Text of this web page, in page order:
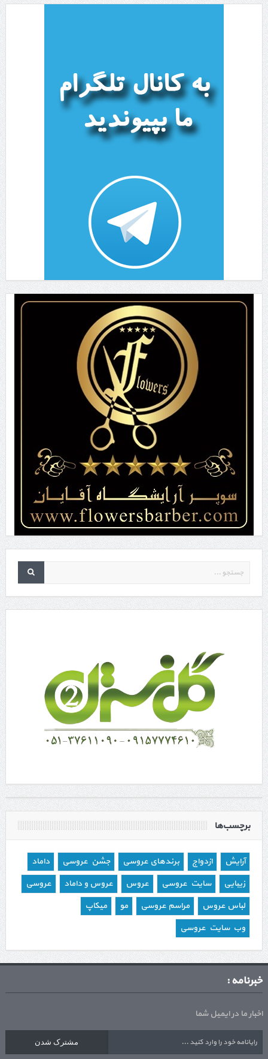
برچسب‌ها
آرایش ازدواج برندهای عروسی جشن عروسی
داماد
زیبایی
سایت عروسی عروس عروس و داماد
عروسی
لباس عروس
مراسم عروسی مو
میکاپ
وب سایت عروسی
خبرنامه :
اخبار ما در ایمیل شما
مشترک شدن